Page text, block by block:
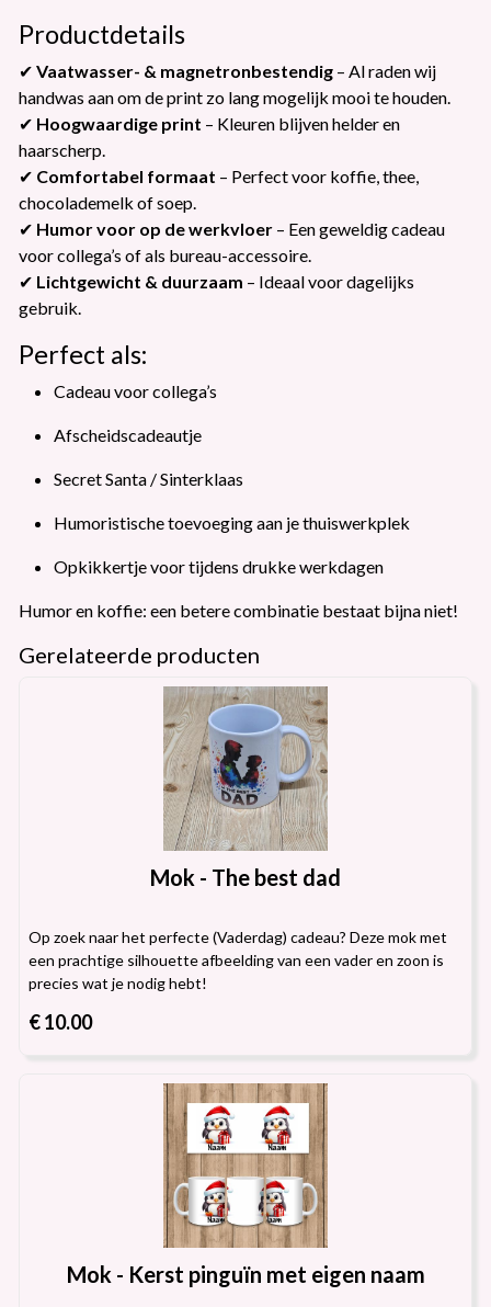
Productdetails
✔ Vaatwasser- & magnetronbestendig – Al raden wij
handwas aan om de print zo lang mogelijk mooi te houden.
✔ Hoogwaardige print – Kleuren blijven helder en
haarscherp.
✔ Comfortabel formaat – Perfect voor koffie, thee,
chocolademelk of soep.
✔ Humor voor op de werkvloer – Een geweldig cadeau
voor collega’s of als bureau-accessoire.
✔ Lichtgewicht & duurzaam – Ideaal voor dagelijks
gebruik.
Perfect als:
Cadeau voor collega’s
Afscheidscadeautje
Secret Santa / Sinterklaas
Humoristische toevoeging aan je thuiswerkplek
Opkikkertje voor tijdens drukke werkdagen
Humor en koffie: een betere combinatie bestaat bijna niet!
Gerelateerde producten
Mok - The best dad
Op zoek naar het perfecte (Vaderdag) cadeau? Deze mok met
een prachtige silhouette afbeelding van een vader en zoon is
precies wat je nodig hebt!
€ 10.00
Mok - Kerst pinguïn met eigen naam